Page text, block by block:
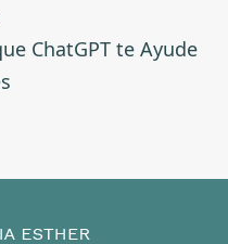
ChatGPT te Ayude